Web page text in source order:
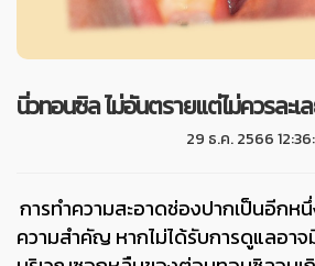
นิ่วทอนซิล ไม่อันตรายแต่ไม่ควรละเ
29 ธ.ค. 2566
การทำความสะอาดช่องปากเป็นอีกห
ความสำคัญ หากไม่ได้รับการดูแลอา